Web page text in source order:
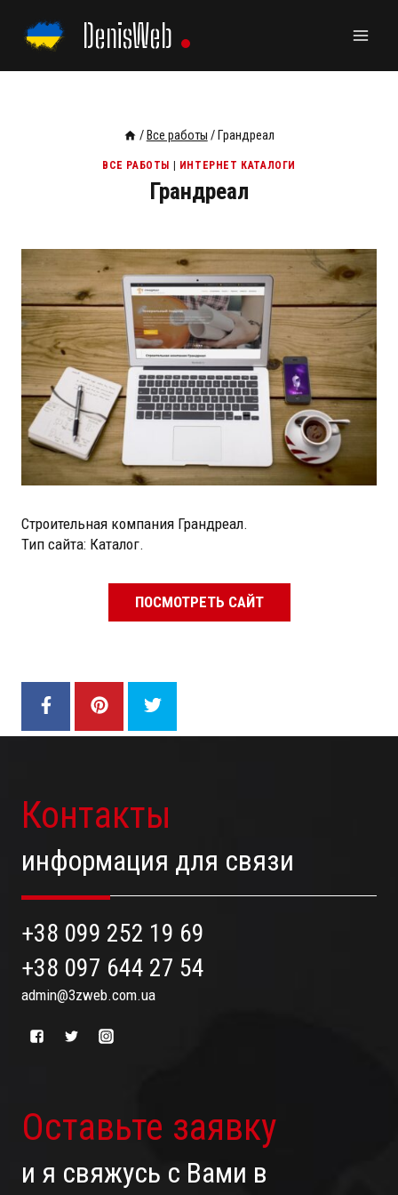
содержанию
DenisWeb
/Все работы /Грандреал
ВСЕ РАБОТЫ ИНТЕРНЕТ КАТАЛОГИ
Грандреал
Строительная компания Грандреал.
Тип сайта: Каталог.
ПОСМОТРЕТЬ САЙТ
Контакты
информация для связи
+38 099 252 19 69
+38 097 644 27 54
admin@3zweb.com.ua
Оставьте заявку
и я свяжусь с Вами в